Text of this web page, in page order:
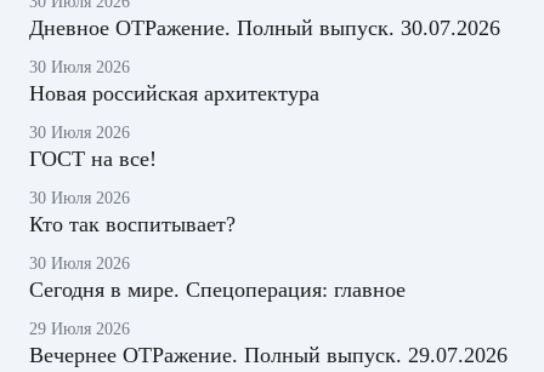
Дневное ОТРажение. Полный выпуск. 30.07.2026
30 Июля 2026
Новая российская архитектура
30 Июля 2026
ГОСТ на все!
30 Июля 2026
Кто так воспитывает?
30 Июля 2026
Сегодня в мире. Спецоперация: главное
29 Июля 2026
Вечернее ОТРажение. Полный выпуск. 29.07.2026